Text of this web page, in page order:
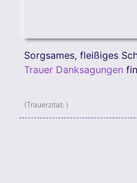
Sorgsames, fleißiges
Trauer Danksagungen
(Trauerzitat: )